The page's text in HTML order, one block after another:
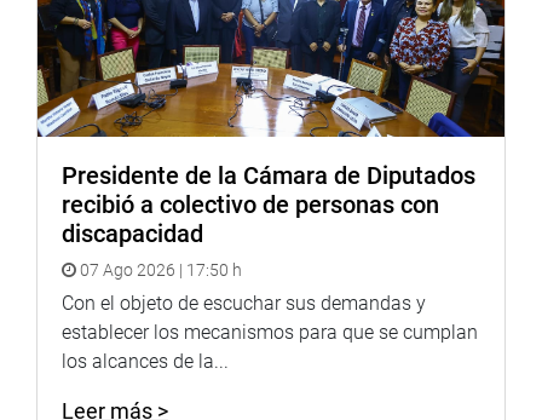
Entre las materias están ejercer el seguimiento de las
acciones adoptadas por el Poder Ejecutivo en las
gestiones desarrolladas por los Gobiernos Regionales y
Locales; realizar las gestiones necesarias, a fin de que los
sectores del Poder Ejecutivo, en coordinación con los
servicios de salud (pruebas moleculares, test rápidos,
respiradores artificiales, camas UCI, entre otros), como
una medida de prevención y respuesta a la pandemia del
COVID-19.
También efectuar seguimiento de la adecuada
implementación, así como del uso y destino de los
Decreto de Urgencia 033-2020, que establece medidas
Presidente de la Cámara de Diputados
recibió a colectivo de personas con
discapacidad
07 Ago 2026 | 17:50 h
Con el objeto de escuchar sus demandas y
establecer los mecanismos para que se cumplan
los alcances de la...
Leer más >